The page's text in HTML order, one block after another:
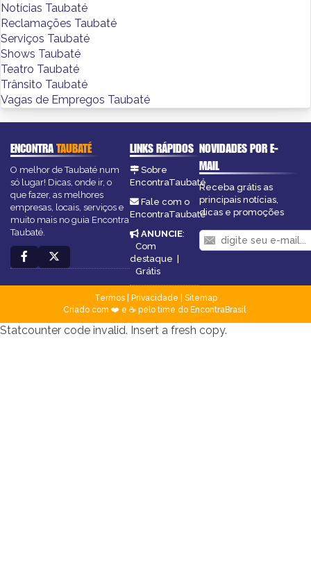
Notícias Taubaté
Reclamações Taubaté
Serviços Taubaté
Shows Taubaté
Teatro Taubaté
Trânsito Taubaté
Vagas de Empregos Taubaté
ENCONTRATAUBATÉ
O melhor de Taubaté num
só lugar! Dicas, onde ir, o
que fazer, as melhores
empresas, locais, serviços e
muito mais no guia Encontra
Taubaté.
LINKS RÁPIDOS
Sobre
EncontraTaubaté
Fale com o
EncontraTaubaté
ANUNCIE:
Com
destaque |
Grátis
NOVIDADES POR E-
MAIL
Receba grátis as
principais notícias,
dicas e promoções
Termos| Privacidade
Sitemap
Criado com ❤️ e ☕ pelo time do EncontraBrasil
Statcounter code invalid. Insert a fresh copy.